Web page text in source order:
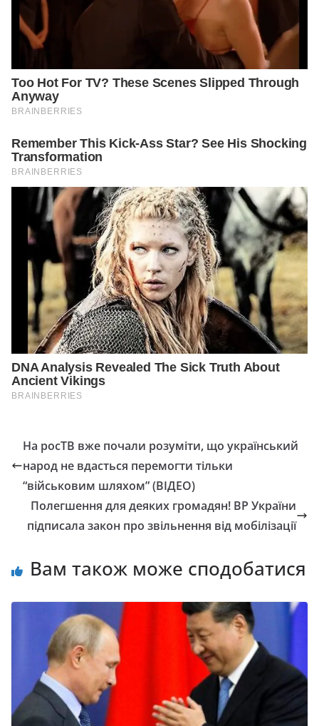
На росТВ вже почали розуміти, що український
народ не вдасться перемогти тільки
“військовим шляхом” (ВІДЕО)
Полегшення для деяких громадян! ВР України
підписала закон про звільнення від мобілізації
Вам також може сподобатися